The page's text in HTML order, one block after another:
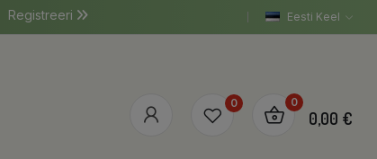
Eesti Keel
Registreeri
0 0
0,00 €